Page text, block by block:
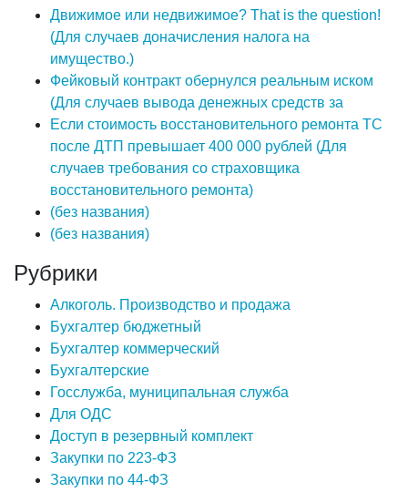
Движимое или недвижимое? That is the question!
(Для случаев доначисления налога на
имущество.)
Фейковый контракт обернулся реальным иском
(Для случаев вывода денежных средств за
Если стоимость восстановительного ремонта ТС
после ДТП превышает 400 000 рублей (Для
случаев требования со страховщика
восстановительного ремонта)
(без названия)
(без названия)
Рубрики
Алкоголь. Производство и продажа
Бухгалтер бюджетный
Бухгалтер коммерческий
Бухгалтерские
Госслужба, муниципальная служба
Для ОДС
Доступ в резервный комплект
Закупки по 223-ФЗ
Закупки по 44-ФЗ